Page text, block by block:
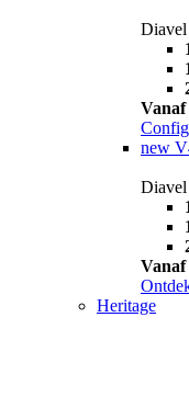
Vanaf
new
Vanaf
Heritage